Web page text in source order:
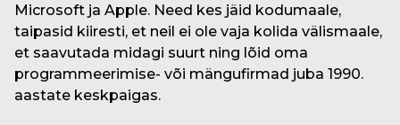
Microsoft ja Apple. Need kes jäid kodumaale,
taipasid kiiresti, et neil ei ole vaja kolida välismaale,
et saavutada midagi suurt ning lõid oma
programmeerimise- või mängufirmad juba 1990.
aastate keskpaigas.